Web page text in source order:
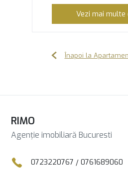
Vezi mai multe
Înapoi la
RIMO
Agenție imobiliară Bucuresti
0723220767 / 0761689060